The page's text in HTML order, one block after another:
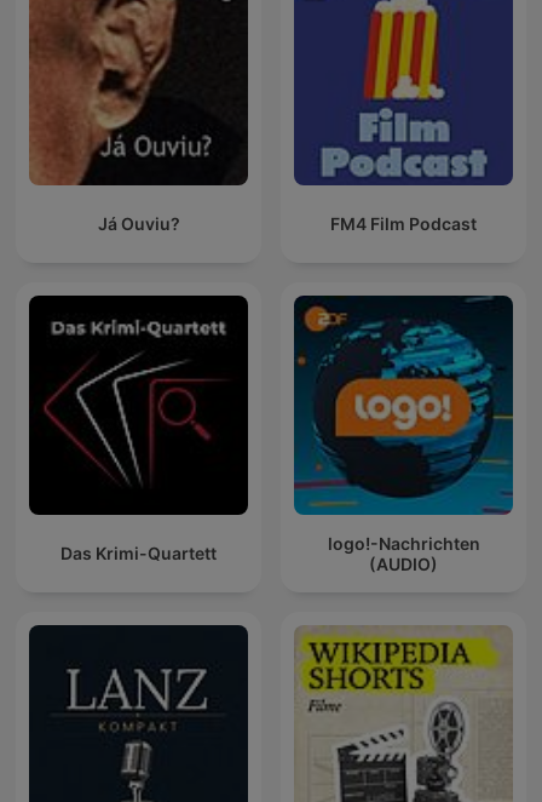
Já Ouviu? FM4 Film Podcast
Das Krimi-Quartett
logo!-Nachrichten
(AUDIO)